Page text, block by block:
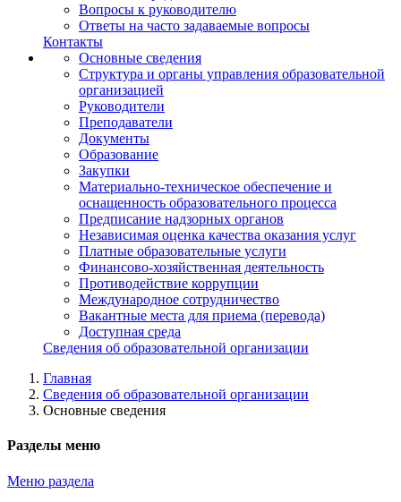
Вопросы к руководителю
Ответы на часто задаваемые вопросы
Контакты
Основные сведения
Структура и органы управления образовательной
организацией
Руководители
Преподаватели
Документы
Образование
Закупки
Материально-техническое обеспечение и
оснащенность образовательного процесса
Предписание надзорных органов
Независимая оценка качества оказания услуг
Платные образовательные услуги
Финансово-хозяйственная деятельность
Противодействие коррупции
Международное сотрудничество
Вакантные места для приема (перевода)
Доступная среда
Сведения об образовательной организации
Главная
Сведения об образовательной организации
Основные сведения
Разделы меню
Меню раздела